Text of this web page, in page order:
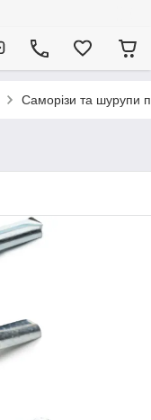
Саморізи та шурупи